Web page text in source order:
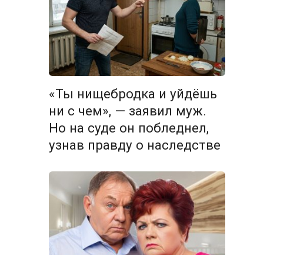
«Ты нищебродка и уйдёшь
ни с чем», — заявил муж.
Но на суде он побледнел,
узнав правду о наследстве